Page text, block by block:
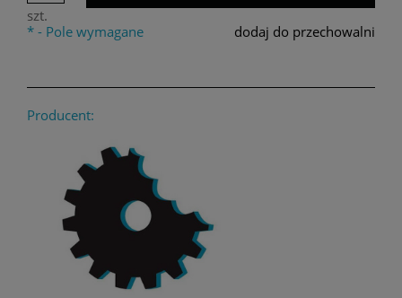
szt.
dodaj do przechowalni
* - Pole wymagane
Producent: